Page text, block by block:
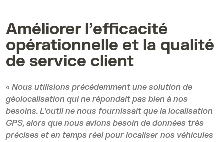
Améliorer l’efficacité
opérationnelle et la qualité
de service client
« Nous utilisions précédemment une solution de
géolocalisation qui ne répondait pas bien à nos
besoins. L’outil ne nous fournissait que la localisation
GPS, alors que nous avions besoin de données très
précises et en temps réel pour localiser nos véhicules